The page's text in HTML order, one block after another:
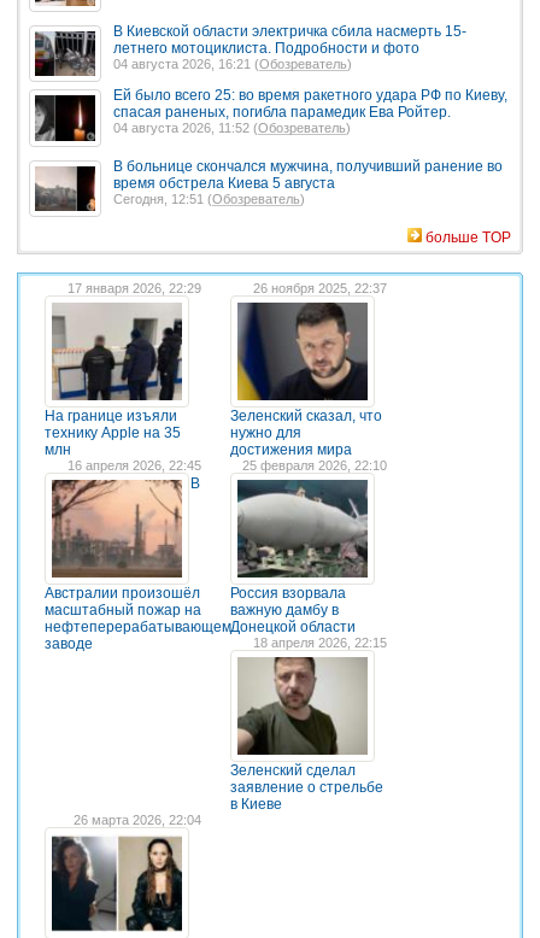
В Киевской области электричка сбила насмерть 15-
летнего мотоциклиста. Подробности и фото
04 августа 2026, 16:21 (Обозреватель)
Ей было всего 25: во время ракетного удара РФ по Киеву,
спасая раненых, погибла парамедик Ева Ройтер.
04 августа 2026, 11:52 (Обозреватель)
В больнице скончался мужчина, получивший ранение во
время обстрела Киева 5 августа
Сегодня, 12:51 (Обозреватель)
больше TOP
17 января 2026, 22:29
На границе изъяли
технику Apple на 35
млн
26 ноября 2025, 22:37
Зеленский сказал, что
нужно для
достижения мира
16 апреля 2026, 22:45
В
Австралии произошёл
масштабный пожар на
нефтеперерабатывающем
заводе
25 февраля 2026, 22:10
Россия взорвала
важную дамбу в
Донецкой области
18 апреля 2026, 22:15
Зеленский сделал
заявление о стрельбе
в Киеве
26 марта 2026, 22:04